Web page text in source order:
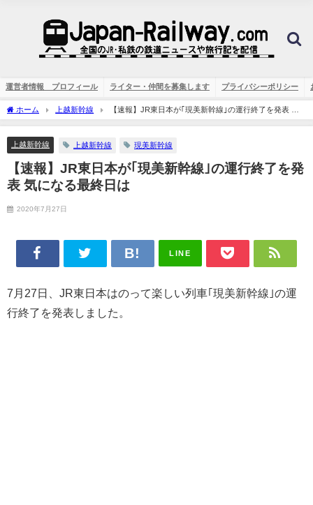
運営者情報 プロフィール ライター・仲間を募集します プライバシーポリシー
ホーム 上越新幹線
【速報】JR東日本が｢現美新幹線｣の運行終了を発表 気
になる最終日は
上越新幹線 上越新幹線 現美新幹線
【速報】JR東日本が｢現美新幹線｣の運行終了を発
表 気になる最終日は
2020年7月27日
LINE
7月27日、JR東日本はのって楽しい列車｢現美新幹線｣の運
行終了を発表しました。